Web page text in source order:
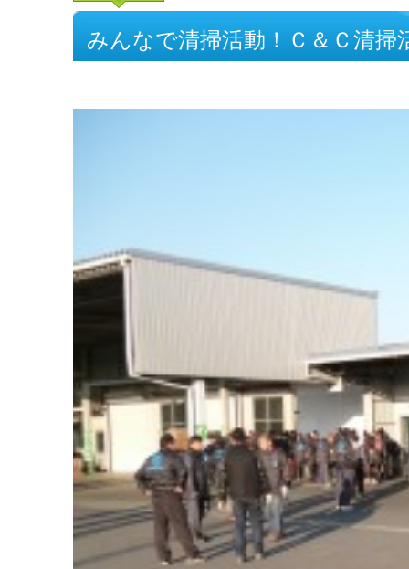
みんなで清掃活動！Ｃ＆Ｃ清掃